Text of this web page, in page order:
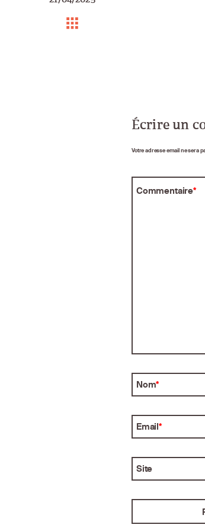
Écrire un
Votre adresse email ne sera
Commentaire*
Nom*
Email*
Site